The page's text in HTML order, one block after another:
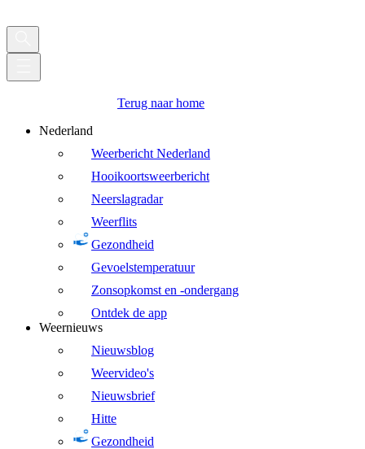
Terug naar home
Nederland
Weerbericht Nederland
Hooikoortsweerbericht
Neerslagradar
Weerflits
Gezondheid
Gevoelstemperatuur
Zonsopkomst en -ondergang
Ontdek de app
Weernieuws
Nieuwsblog
Weervideo's
Nieuwsbrief
Hitte
Gezondheid